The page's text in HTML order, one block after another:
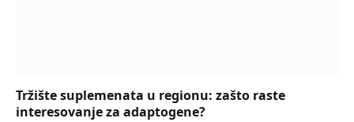
Tržište suplemenata u regionu: zašto raste
interesovanje za adaptogene?